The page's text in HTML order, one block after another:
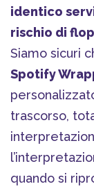
identico
rischio di
Siamo sicuri
Spotify
trascorso,
quando si